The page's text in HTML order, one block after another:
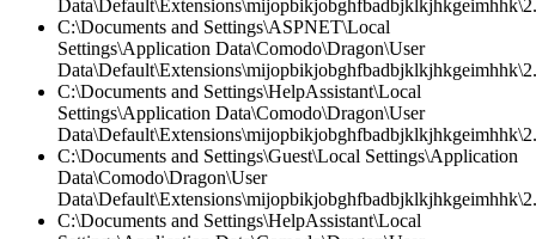
C:\Documents and Settings\ASPNET\Local
Settings\Application Data\Comodo\Dragon\User
C:\Documents and Settings\HelpAssistant\Local
Settings\Application Data\Comodo\Dragon\User
C:\Documents and Settings\Guest\Local Settings\Application
Data\Comodo\Dragon\User
C:\Documents and Settings\HelpAssistant\Local